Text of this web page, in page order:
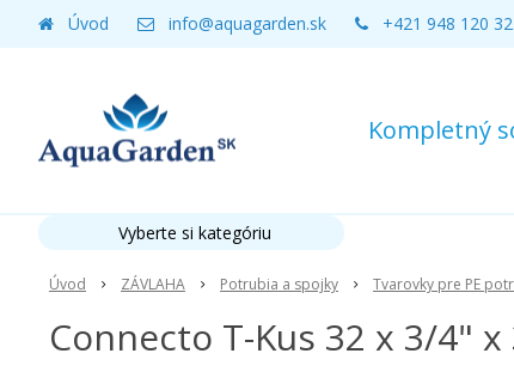
Kompletný
Úvod info@aquagarden.sk +421 948 120
Úvod ZÁVLAHA Potrubia a spojky Tvarovky pre PE
Connecto T-Kus 32 x 3/4"
Vyberte si kategóriu